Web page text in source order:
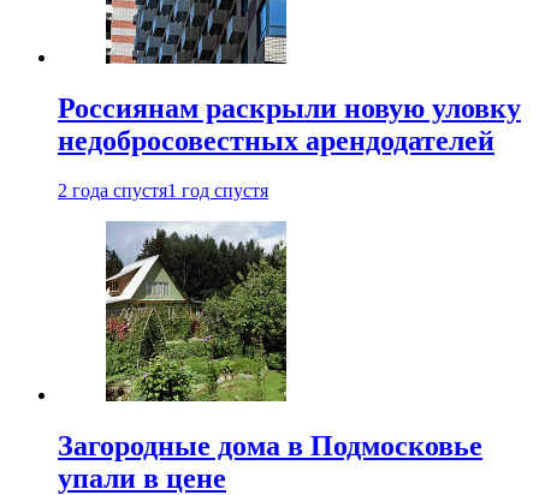
Россиянам раскрыли новую уловку
недобросовестных арендодателей
2 года спустя1 год спустя
Загородные дома в Подмосковье
упали в цене